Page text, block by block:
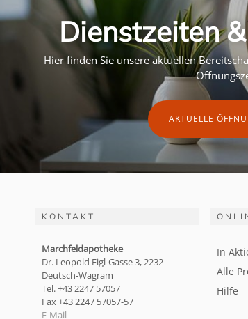
Dienstzeiten
Hier finden Sie unsere aktuellen
AKTUELLE
KONTAKT
Marchfeldapotheke
Dr. Leopold Figl-Gasse 3, 2232
Deutsch-Wagram
Tel. +43 2247 57057
Fax +43 2247 57057-57
E-Mail
In
Alle
Hilfe